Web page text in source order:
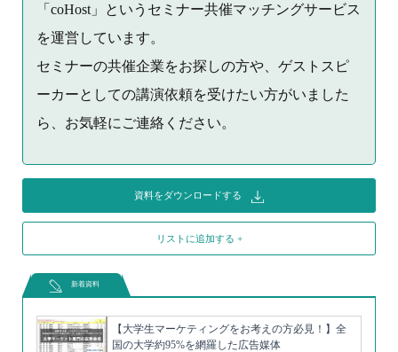
「coHost」というセミナー共催マッチングサービス
を運営しています。
セミナーの共催企業をお探しの方や、ゲストスピ
ーカーとしての講演依頼を受けたい方がいました
ら、お気軽にご連絡ください。
資料をダウンロードする
リストに追加する +
新着資料
【大学生マーケティングをお考えの方必見！】全
国の大学約95%を網羅した広告媒体